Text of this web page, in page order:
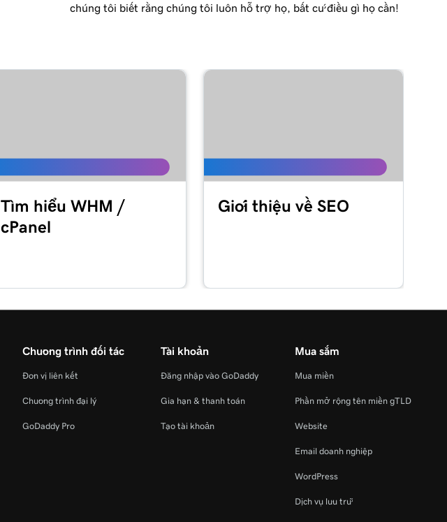
chúng tôi biết rằng chúng tôi luôn hỗ trợ họ, bất cứ điều gì họ cần!
Tìm hiểu WHM /
cPanel
Giới thiệu về SEO
Chương trình đối tác
Đơn vị liên kết
Chương trình đại lý
GoDaddy Pro
Tài khoản
Đăng nhập vào GoDaddy
Gia hạn & thanh toán
Tạo tài khoản
Mua sắm
Mua miền
Phần mở rộng tên miền gTLD
Website
Email doanh nghiệp
WordPress
Dịch vụ lưu trữ